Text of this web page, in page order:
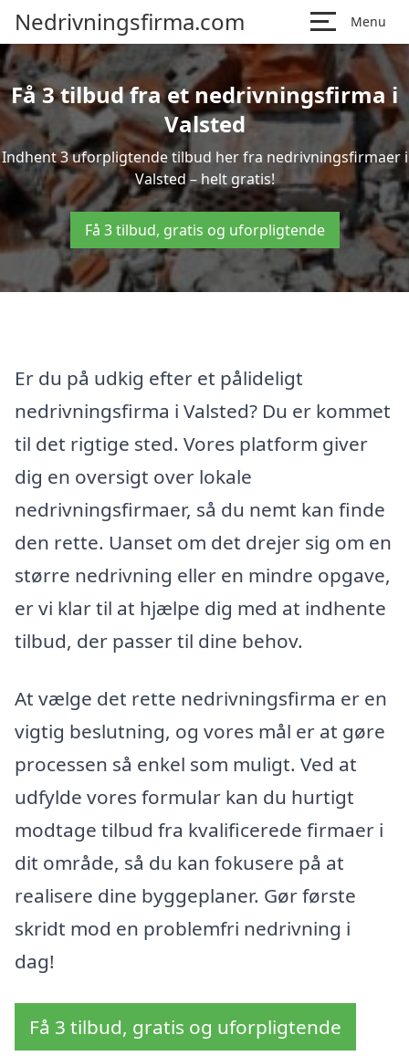
Nedrivningsfirma.com Menu
Få 3 tilbud fra et nedrivningsfirma i
Valsted
Indhent 3 uforpligtende tilbud her fra nedrivningsfirmaer i
Valsted – helt gratis!
Få 3 tilbud, gratis og uforpligtende
Er du på udkig efter et pålideligt
nedrivningsfirma i Valsted? Du er kommet
til det rigtige sted. Vores platform giver
dig en oversigt over lokale
nedrivningsfirmaer, så du nemt kan finde
den rette. Uanset om det drejer sig om en
større nedrivning eller en mindre opgave,
er vi klar til at hjælpe dig med at indhente
tilbud, der passer til dine behov.
At vælge det rette nedrivningsfirma er en
vigtig beslutning, og vores mål er at gøre
processen så enkel som muligt. Ved at
udfylde vores formular kan du hurtigt
modtage tilbud fra kvalificerede firmaer i
dit område, så du kan fokusere på at
realisere dine byggeplaner. Gør første
skridt mod en problemfri nedrivning i
dag!
Få 3 tilbud, gratis og uforpligtende